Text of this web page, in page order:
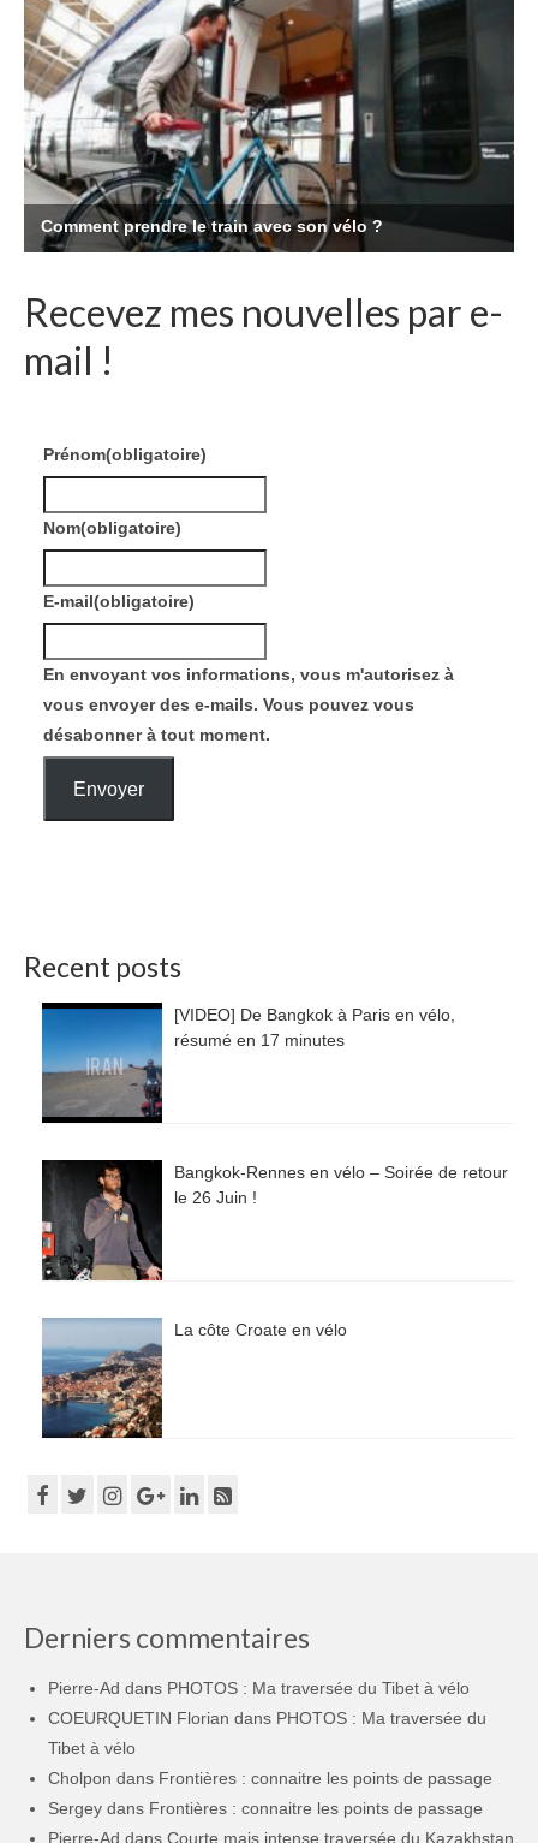
Recevez mes nouvelles par e-
mail !
Prénom(obligatoire)
Nom(obligatoire)
E-mail(obligatoire)
En envoyant vos informations, vous m'autorisez à
vous envoyer des e-mails. Vous pouvez vous
désabonner à tout moment.
Envoyer
Recent posts
[VIDEO] De Bangkok à Paris en vélo,
résumé en 17 minutes
Bangkok-Rennes en vélo – Soirée de retour
le 26 Juin !
La côte Croate en vélo
Derniers commentaires
Pierre-Ad dans PHOTOS : Ma traversée du Tibet à vélo
COEURQUETIN Florian dans PHOTOS : Ma traversée du
Tibet à vélo
Cholpon dans Frontières : connaitre les points de passage
Sergey dans Frontières : connaitre les points de passage
Pierre-Ad dans Courte mais intense traversée du Kazakhstan